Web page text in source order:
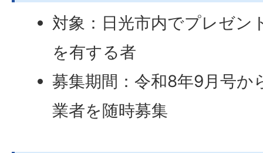
対象：日光市内でプレゼン
を有する者
募集期間：令和8年9月号か
業者を随時募集